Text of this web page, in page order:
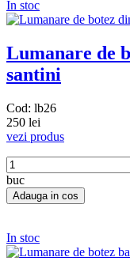
In stoc
Lumanare de
santini
Cod: lb26
250 lei
vezi produs
buc
In stoc